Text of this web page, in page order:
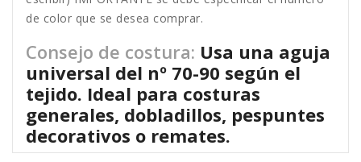
de color que se desea comprar.
Consejo de costura: Usa una aguja
universal del nº 70-90 según el
tejido. Ideal para costuras
generales, dobladillos, pespuntes
decorativos o remates.